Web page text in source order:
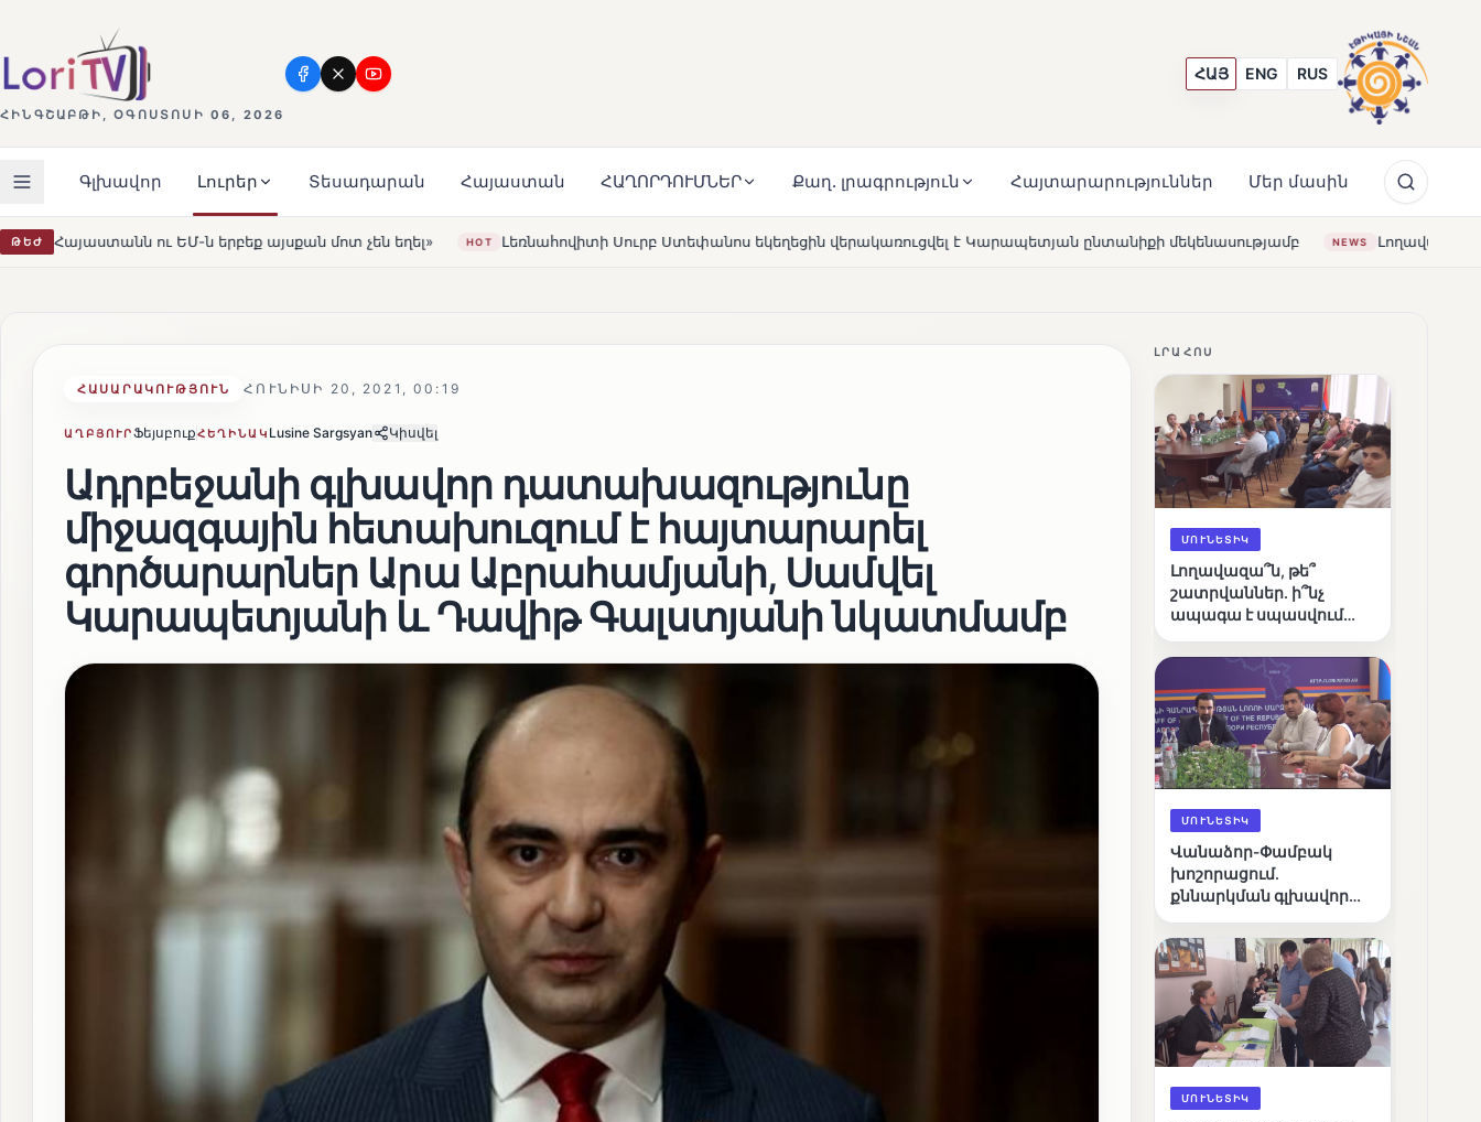
ՀԻՆԳՇԱԲԹԻ, ՕԳՈՍՏՈՍԻ 06, 2026
ՀԱՅ ENG RUS
Գլխավոր Լուրեր Տեսադարան Հայաստան ՀԱՂՈՐԴՈՒՄՆԵՐ Քաղ. լրագրություն Հայտարարություններ Մեր մասին
ԹԵԺ այսքան մոտ չեն եղել» HOT Լեռնահովիտի Սուրբ Ստեփանոս եկեղեցին վերակառուցվել է Կարապետյան ընտանիքի մեկենասությամբ NEWS Լողավազա՞ն, թե՞ շատրվաններ.
ՀԱՍԱՐԱԿՈՒԹՅՈՒՆ ՀՈՒՆԻՍԻ 20, 2021, 00:19
ԱՂԲՅՈՒՐՖեյսբուքՀԵՂԻՆԱԿ Lusine Sargsyan Կիսվել
Ադրբեջանի գլխավոր դատախազությունը
միջազգային հետախուզում է հայտարարել
գործարարներ Արա Աբրահամյանի, Սամվել
Կարապետյանի և Դավիթ Գալստյանի նկատմամբ
ԼՐԱՀՈՍ
ՄՈՒՆԵՏԻԿ
Լողավազա՞ն, թե՞
շատրվաններ. ի՞նչ
ապագա է սպասվում
լճին
ՄՈՒՆԵՏԻԿ
Վանաձոր-Փամբակ
խոշորացում.
քննարկման գլխավոր
կառավարո՞ւմ, թե՞
քաղաքական նպատակ
ՄՈՒՆԵՏԻԿ